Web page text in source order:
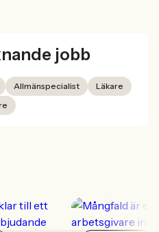
jobb
Allmänspecialist
Läkare